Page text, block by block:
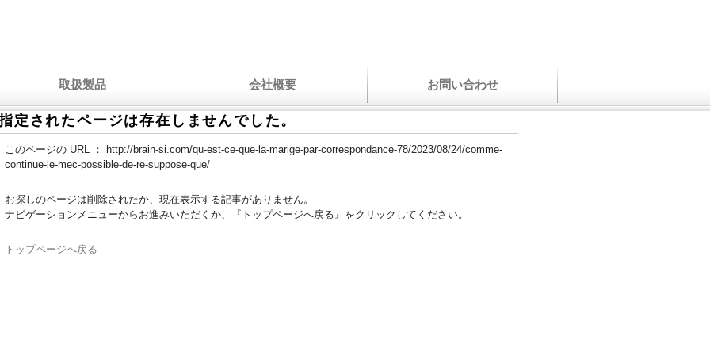
取扱製品 会社概要 お問い合わせ
定されたページは存在しませんでした。
このページの URL ：
http://brain-si.com/qu-est-ce-que-la-marige-par-correspondance-78/2023/08/24/comme-
continue-le-mec-possible-de-re-suppose-que/
お探しのページは削除されたか、現在表示する記事がありません。
ナビゲーションメニューからお進みいただくか、『トップページへ戻る』をクリックしてください。
トップページへ戻る